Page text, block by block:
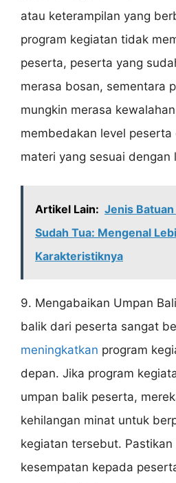
atau keterampilan yang
program kegiatan tidak
peserta, peserta yang
merasa bosan, sementara
mungkin merasa
membedakan level
materi yang sesuai dengan
Artikel Lain: Jenis
Sudah Tua: Mengenal
Karakteristiknya
9. Mengabaikan Umpan
balik dari peserta sangat
meningkatkan program
depan. Jika program
umpan balik peserta,
kehilangan minat untuk
kegiatan tersebut.
kesempatan kepada